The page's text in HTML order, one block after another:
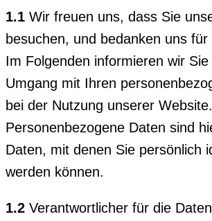
1.1 Wir freuen uns, dass Sie
besuchen, und bedanken uns
Im Folgenden informieren wir
Umgang mit Ihren
bei der Nutzung unserer Website.
Personenbezogene Daten sind
Daten, mit denen Sie persönlich
werden können.
1.2 Verantwortlicher für die